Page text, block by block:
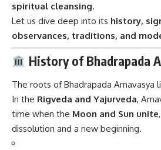
spiritual cleansing.
Let us dive deep into its history,
observances, traditions, and
History of Bhadrapada
The roots of Bhadrapada Amavasya
In the Rigveda and Yajurveda,
time when the Moon and Sun unite
dissolution and a new beginning.